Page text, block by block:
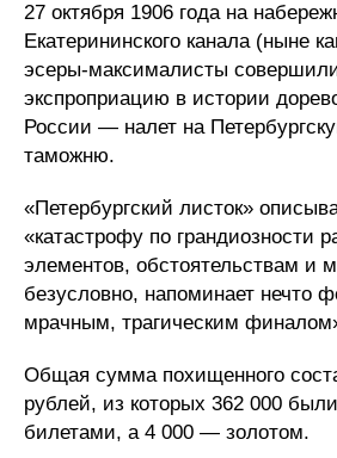
27 октября 1906 года на
Екатерининского канала (ныне
эсеры-максималисты
экспроприацию в истории
России — налет на
таможню.
«Петербургский листок»
«катастрофу по грандиозности
элементов, обстоятельствам и
безусловно, напоминает нечто
мрачным, трагическим
Общая сумма похищенного
рублей, из которых 362 000
билетами, а 4 000 — золотом.